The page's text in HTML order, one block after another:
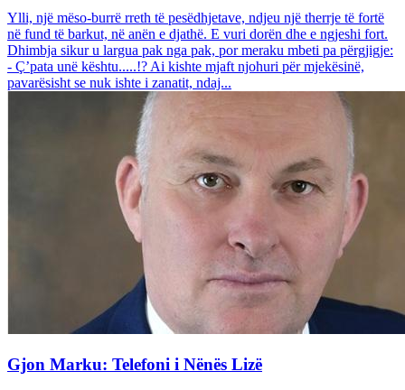
Ylli, një mëso-burrë rreth të pesëdhjetave, ndjeu një therrje të fortë
në fund të barkut, në anën e djathë. E vuri dorën dhe e ngjeshi fort.
Dhimbja sikur u largua pak nga pak, por meraku mbeti pa përgjigje:
- Ç’pata unë kështu.....!? Ai kishte mjaft njohuri për mjekësinë,
pavarësisht se nuk ishte i zanatit, ndaj...
Gjon Marku: Telefoni i Nënës Lizë